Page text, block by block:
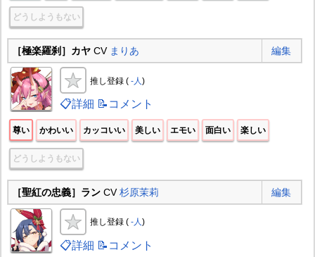
どうしようもない
［極楽羅刹］カヤCV まりあ 編集
推し登録 ( -人 )
📋詳細 📝コメント
尊い かわいい カッコいい 美しい エモい 面白い 楽しい
どうしようもない
［聖紅の忠義］ランCV杉原茉莉 編集
推し登録 ( -人)
📋詳細 📝コメント